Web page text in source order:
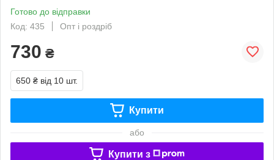
Готово до відправки
Код: 435
Опт і роздріб
730 ₴
650 ₴ від 10 шт.
Купити
або
Купити з